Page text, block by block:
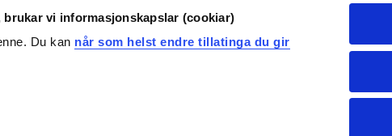
brukar vi informasjonskapslar (cookiar)
Du kan når som helst endre tillatinga du gir